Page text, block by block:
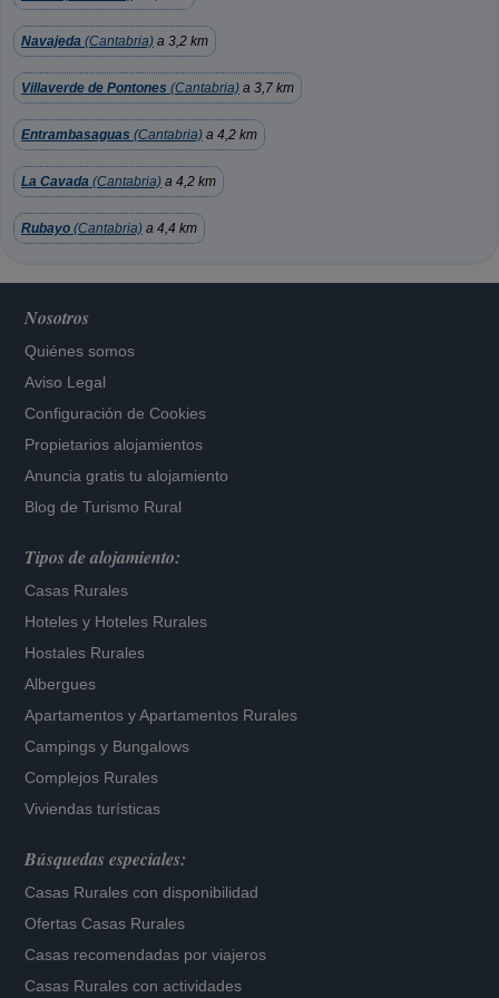
Navajeda (Cantabria) a 3,2 km
Villaverde de Pontones (Cantabria) a 3,7 km
Entrambasaguas (Cantabria) a 4,2 km
La Cavada (Cantabria) a 4,2 km
Rubayo (Cantabria) a 4,4 km
Nosotros
Quiénes somos
Aviso Legal
Configuración de Cookies
Propietarios alojamientos
Anuncia gratis tu alojamiento
Blog de Turismo Rural
Tipos de alojamiento:
Casas Rurales
Hoteles y Hoteles Rurales
Hostales Rurales
Albergues
Apartamentos yApartamentos Rurales
Campings y Bungalows
Complejos Rurales
Viviendas turísticas
Búsquedas especiales:
Casas Rurales con disponibilidad
Ofertas Casas Rurales
Casas recomendadas por viajeros
Casas Rurales con actividades